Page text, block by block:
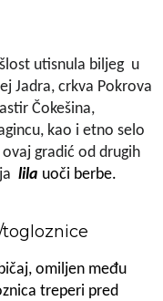
utisnula biljeg u
Jadra, crkva Pokrova
Čokešina,
kao i etno selo
gradić od drugih
lila uoči berbe.
omiljen među
treperi pred